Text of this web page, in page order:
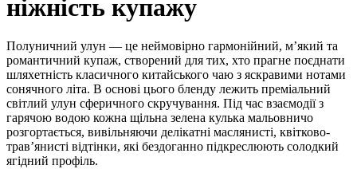
ніжність купажу
Полуничний улун — це неймовірно гармонійний, м’який та
романтичний купаж, створений для тих, хто прагне поєднати
шляхетність класичного китайського чаю з яскравими нотами
сонячного літа. В основі цього бленду лежить преміальний
світлий улун сферичного скручування. Під час взаємодії з
гарячою водою кожна щільна зелена кулька мальовничо
розгортається, вивільняючи делікатні маслянисті, квітково-
трав’янисті відтінки, які бездоганно підкреслюють солодкий
ягідний профіль.